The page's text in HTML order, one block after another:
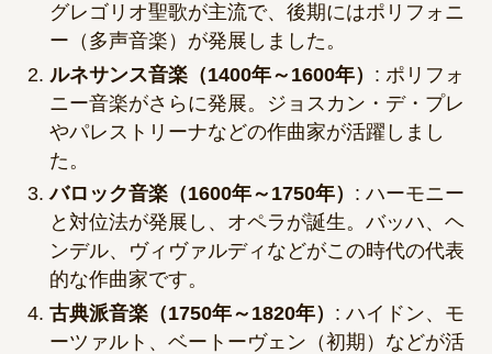
グレゴリオ聖歌が主流で、後期にはポリフォニ
ー（多声音楽）が発展しました。
ルネサンス音楽（1400年～1600年） : ポリフォ
ニー音楽がさらに発展。ジョスカン・デ・プレ
やパレストリーナなどの作曲家が活躍しまし
た。
バロック音楽（1600年～1750年） : ハーモニー
と対位法が発展し、オペラが誕生。バッハ、ヘ
ンデル、ヴィヴァルディなどがこの時代の代表
的な作曲家です。
古典派音楽（1750年～1820年） : ハイドン、モ
ーツァルト、ベートーヴェン（初期）などが活